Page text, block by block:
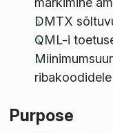
DMTX
QML-i
ribakoodidele
Purpose